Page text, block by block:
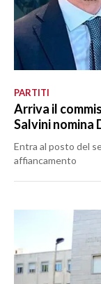
PARTITI
Arriva il
Salvini nomina
Entra al posto del
affiancamento